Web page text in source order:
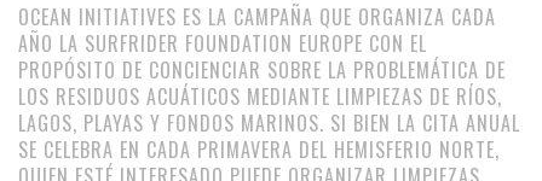
OCEAN INITIATIVES ES LA CAMPAÑA QUE ORGANIZA CADA
AÑO LA SURFRIDER FOUNDATION EUROPE CON EL
PROPÓSITO DE CONCIENCIAR SOBRE LA PROBLEMÁTICA DE
LOS RESIDUOS ACUÁTICOS MEDIANTE LIMPIEZAS DE RÍOS,
LAGOS, PLAYAS Y FONDOS MARINOS. SI BIEN LA CITA ANUAL
SE CELEBRA EN CADA PRIMAVERA DEL HEMISFERIO NORTE,